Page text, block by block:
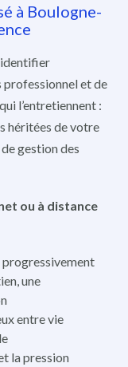
à Boulogne-
professionnel et de
l’entretiennent :
héritées de votre
gestion des
ou à distance
une
entre vie
la pression